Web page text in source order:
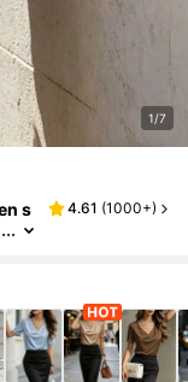
1/7
s
4.61 (1000+)